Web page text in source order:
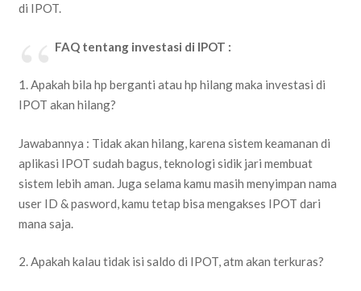
di IPOT.
FAQ tentang investasi di IPOT :
1. Apakah bila hp berganti atau hp hilang maka investasi di
IPOT akan hilang?
Jawabannya : Tidak akan hilang, karena sistem keamanan di
aplikasi IPOT sudah bagus, teknologi sidik jari membuat
sistem lebih aman. Juga selama kamu masih menyimpan nama
user ID & pasword, kamu tetap bisa mengakses IPOT dari
mana saja.
2. Apakah kalau tidak isi saldo di IPOT, atm akan terkuras?